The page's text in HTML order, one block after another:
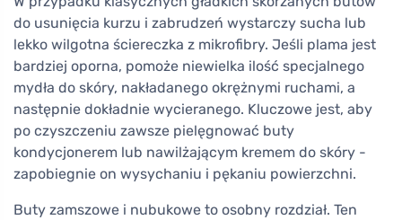
do usunięcia kurzu i zabrudzeń wystarczy sucha lub
lekko wilgotna ściereczka z mikrofibry. Jeśli plama jest
bardziej oporna, pomoże niewielka ilość specjalnego
mydła do skóry, nakładanego okrężnymi ruchami, a
następnie dokładnie wycieranego. Kluczowe jest, aby
po czyszczeniu zawsze pielęgnować buty
kondycjonerem lub nawilżającym kremem do skóry -
zapobiegnie on wysychaniu i pękaniu powierzchni.
Buty zamszowe i nubukowe to osobny rozdział. Ten